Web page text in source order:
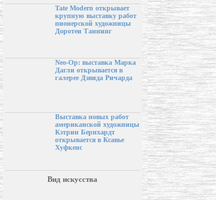
Tate Modern открывает
крупную выставку работ
пионерской художницы
Доротеи Таннинг
Neo-Op: выставка Марка
Дагли открывается в
галерее Дэвида Ричарда
Выставка новых работ
американской художницы
Кэтрин Бернхардт
открывается в Ксавье
Хуфкенс
Вид искусства